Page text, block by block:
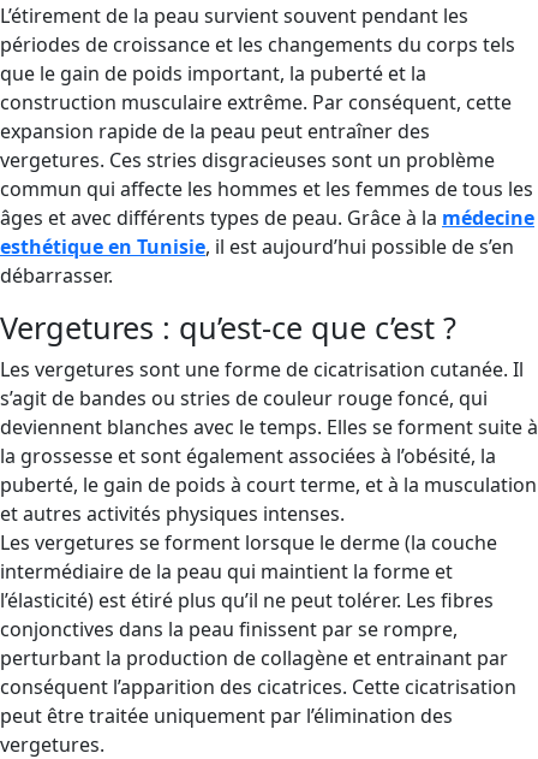
L’étirement de la peau survient souvent pendant les
périodes de croissance et les changements du corps tels
que le gain de poids important, la puberté et la
construction musculaire extrême. Par conséquent, cette
expansion rapide de la peau peut entraîner des
vergetures. Ces stries disgracieuses sont un problème
commun qui affecte les hommes et les femmes de tous les
âges et avec différents types de peau. Grâce à la médecine
esthétique en Tunisie, il est aujourd’hui possible de s’en
débarrasser.
Vergetures : qu’est-ce que c’est ?
Les vergetures sont une forme de cicatrisation cutanée. Il
s’agit de bandes ou stries de couleur rouge foncé, qui
deviennent blanches avec le temps. Elles se forment suite à
la grossesse et sont également associées à l’obésité, la
puberté, le gain de poids à court terme, et à la musculation
et autres activités physiques intenses.
Les vergetures se forment lorsque le derme (la couche
intermédiaire de la peau qui maintient la forme et
l’élasticité) est étiré plus qu’il ne peut tolérer. Les fibres
conjonctives dans la peau finissent par se rompre,
perturbant la production de collagène et entrainant par
conséquent l’apparition des cicatrices. Cette cicatrisation
peut être traitée uniquement par l’élimination des
vergetures.